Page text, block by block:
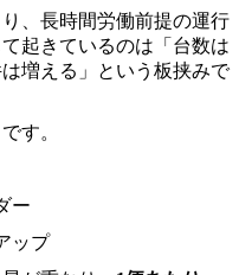
、長時間労働前提の運行
起きているのは「台数は
増える」という板挟みで
す。
ー
ップ